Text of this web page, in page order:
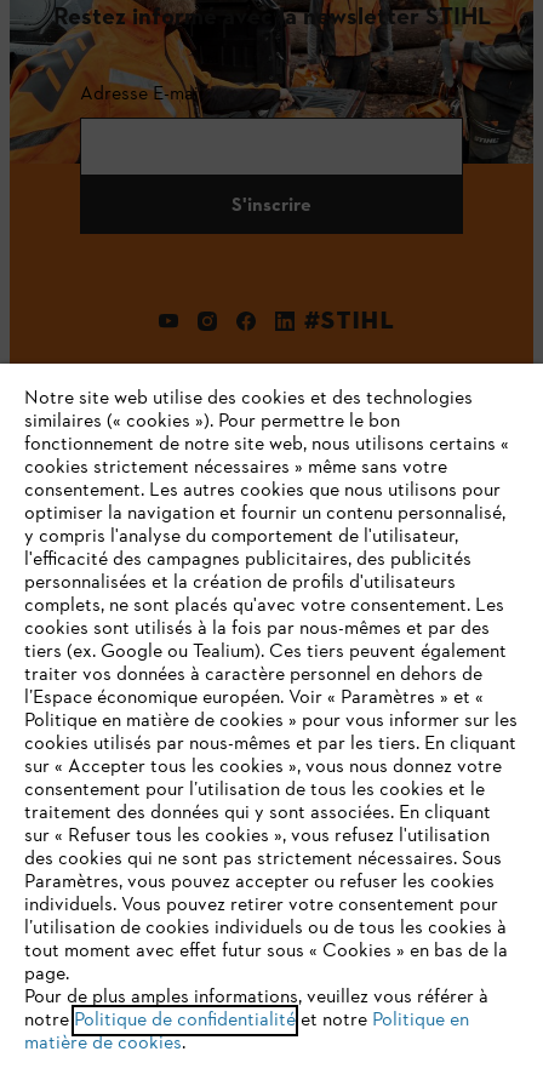
Restez informé avec la newsletter STIHL
Adresse E-mail
S'inscrire
#STIHL
L'Entreprise
STIHL FAQ
Contact
Politique de protection des données
Mentions légales Utilisation des cookies
Informations juridiques
VOTRE NAVIGATEUR INTERNET
N'EST PLUS PRIS EN CHARGE
Vous utilisez un navigateur Internet que nous ne prenons plus
en charge, et certaines fonctionnalités de notre site ne
peuvent fonctionner correctement. Pour une utilisation
optimale de notre site, nous vous recommandons de passer à
l'un des navigateurs suivants :
Notre site web utilise des cookies et des technologies
similaires (« cookies »). Pour permettre le bon
fonctionnement de notre site web, nous utilisons certains «
cookies strictement nécessaires » même sans votre
consentement. Les autres cookies que nous utilisons pour
optimiser la navigation et fournir un contenu personnalisé,
y compris l'analyse du comportement de l'utilisateur,
l'efficacité des campagnes publicitaires, des publicités
personnalisées et la création de profils d'utilisateurs
complets, ne sont placés qu'avec votre consentement. Les
cookies sont utilisés à la fois par nous-mêmes et par des
tiers (ex. Google ou Tealium). Ces tiers peuvent également
traiter vos données à caractère personnel en dehors de
l’Espace économique européen. Voir « Paramètres » et «
Politique en matière de cookies » pour vous informer sur les
cookies utilisés par nous-mêmes et par les tiers. En cliquant
sur « Accepter tous les cookies », vous nous donnez votre
consentement pour l’utilisation de tous les cookies et le
traitement des données qui y sont associées. En cliquant
sur « Refuser tous les cookies », vous refusez l'utilisation
des cookies qui ne sont pas strictement nécessaires. Sous
Paramètres, vous pouvez accepter ou refuser les cookies
individuels. Vous pouvez retirer votre consentement pour
l’utilisation de cookies individuels ou de tous les cookies à
tout moment avec effet futur sous « Cookies » en bas de la
page.
Pour de plus amples informations, veuillez vous référer à
notre Politique de confidentialitéet notre Politique en
matière de cookies.